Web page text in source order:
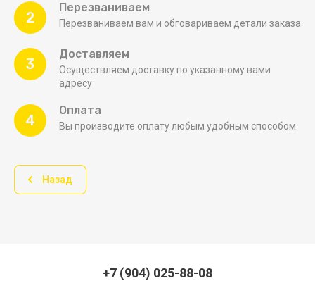
2
Перезваниваем
Перезваниваем вам и обговариваем детали заказа
3
Доставляем
Осуществляем доставку по указанному вами
адресу
4
Оплата
Вы производите оплату любым удобным способом
Назад
+7 (904) 025-88-08